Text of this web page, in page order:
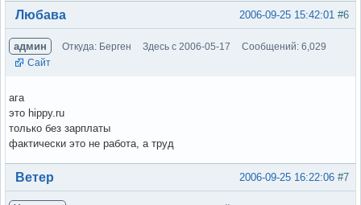
Вне форума #6
2006-09-25 15:42:01
Любава
админ Откуда: Берген Здесь с 2006-05-17
Сообщений: 6,029
Сайт
ага
это hippy.ru
только без зарплаты
фактически это не работа, а труд
Вне форума #7
2006-09-25 16:22:06
Ветер